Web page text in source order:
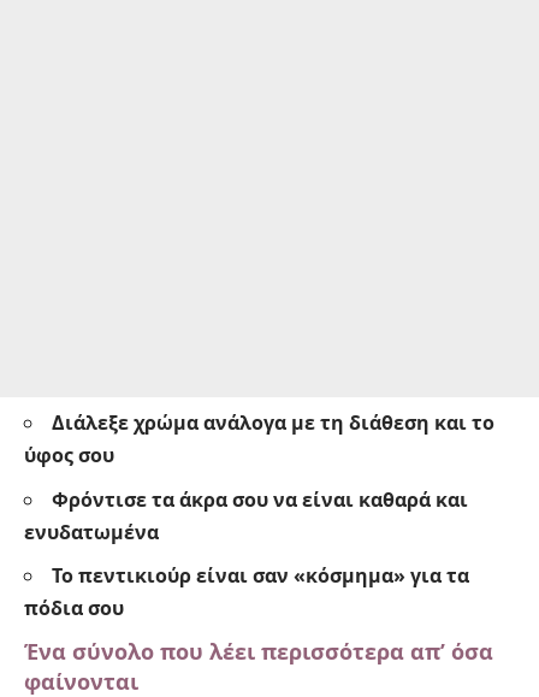
Διάλεξε χρώμα ανάλογα με τη διάθεση και το
ύφος σου
Φρόντισε τα άκρα σου να είναι καθαρά και
ενυδατωμένα
Το πεντικιούρ είναι σαν «κόσμημα» για τα
πόδια σου
Ένα σύνολο που λέει περισσότερα απ’ όσα
φαίνονται